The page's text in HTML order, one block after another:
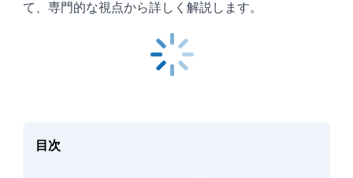
て、専門的な視点から詳しく解説します。
目次